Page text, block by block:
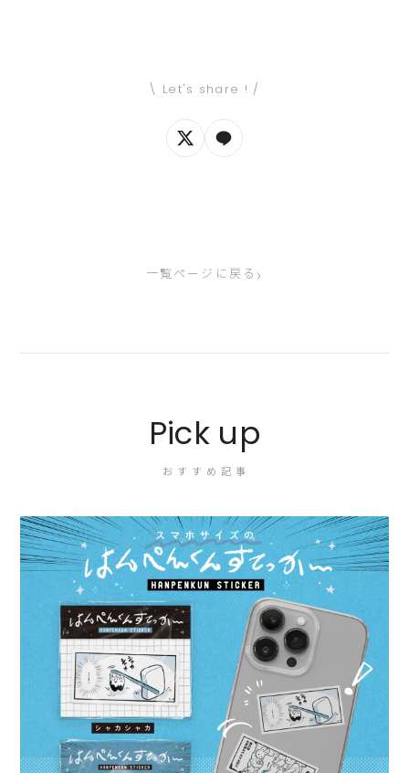
\ Let's share ! /
一覧ページに戻る ›
Pick up
おすすめ記事